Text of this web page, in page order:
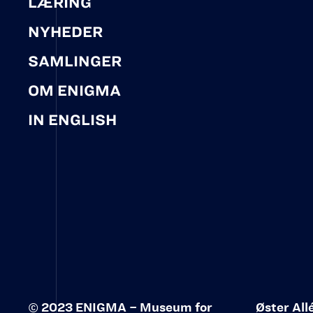
NYHEDER
SAMLINGER
OM ENIGMA
IN ENGLISH
© 2023 ENIGMA – Museum for Øster